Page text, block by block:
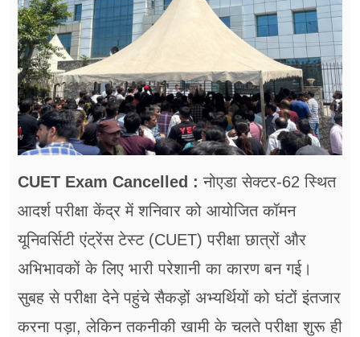
ब्‍यूटी
जॉब्स
शिक्षा
अन्य खबरें
CUET Exam Cancelled :नोएडा सेक्टर-62 स्थित
आदर्श परीक्षा केंद्र में शनिवार को आयोजित कॉमन
यूनिवर्सिटी एंट्रेंस टेस्ट (CUET) परीक्षा छात्रों और
अभिभावकों के लिए भारी परेशानी का कारण बन गई।
सुबह से परीक्षा देने पहुंचे सैकड़ों अभ्यर्थियों को घंटों इंतजार
करना पड़ा, लेकिन तकनीकी खामी के चलते परीक्षा शुरू ही